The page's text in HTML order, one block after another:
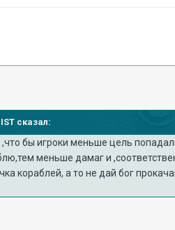
сказал:
бы игроки меньше цель
меньше дамаг и
кораблей, а то не дай бог